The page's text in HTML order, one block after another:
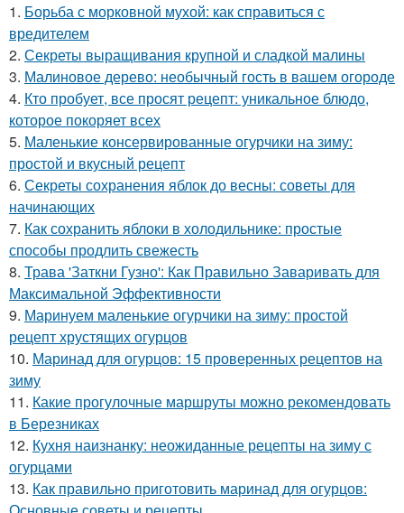
1. Борьба с морковной мухой: как справиться с
вредителем
2. Секреты выращивания крупной и сладкой малины
3. Малиновое дерево: необычный гость в вашем огороде
4. Кто пробует, все просят рецепт: уникальное блюдо,
которое покоряет всех
5. Маленькие консервированные огурчики на зиму:
простой и вкусный рецепт
6. Секреты сохранения яблок до весны: советы для
начинающих
7. Как сохранить яблоки в холодильнике: простые
способы продлить свежесть
8. Трава 'Заткни Гузно': Как Правильно Заваривать для
Максимальной Эффективности
9. Маринуем маленькие огурчики на зиму: простой
рецепт хрустящих огурцов
10. Маринад для огурцов: 15 проверенных рецептов на
зиму
11. Какие прогулочные маршруты можно рекомендовать
в Березниках
12. Кухня наизнанку: неожиданные рецепты на зиму с
огурцами
13. Как правильно приготовить маринад для огурцов: